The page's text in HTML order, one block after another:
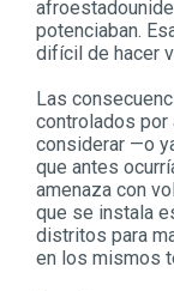
potenciaban.
difícil de hacer
Las
controlados por
considerar —o
que antes
amenaza con
que se instala
distritos para
en los mismos